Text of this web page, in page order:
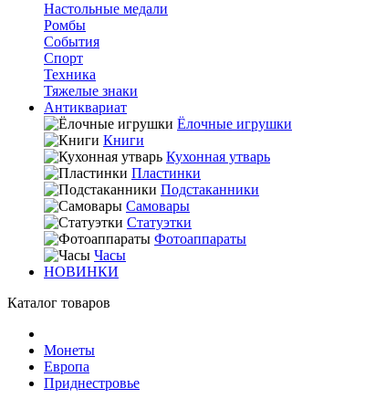
Настольные медали
Ромбы
События
Спорт
Техника
Тяжелые знаки
Антиквариат
Ёлочные игрушки
Книги
Кухонная утварь
Пластинки
Подстаканники
Самовары
Статуэтки
Фотоаппараты
Часы
НОВИНКИ
Каталог товаров
Монеты
Европа
Приднестровье